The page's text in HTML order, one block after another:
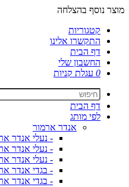
מוצר נוסף בהצלחה
קטגוריות
התקשרו אלינו
דף הבית
החשבון שלי
0 עגלת קניות
דף הבית
לפי מותג
אנדר ארמור
- נעלי אנדר
- נעלי אנדר
- נעלי אנדר
- בגדי אנדר
- בגדי אנדר